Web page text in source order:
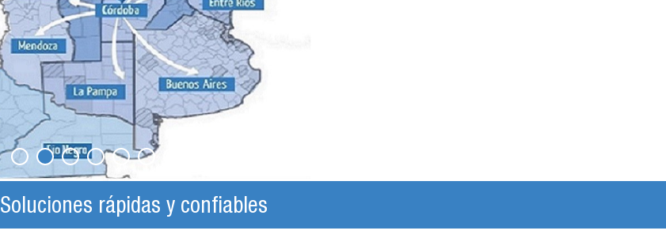
Soluciones rápidas y confiables